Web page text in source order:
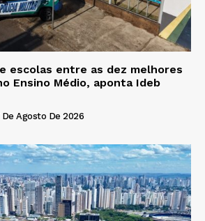
escolas entre as dez melhores
Ensino Médio, aponta Ideb
De Agosto De 2026